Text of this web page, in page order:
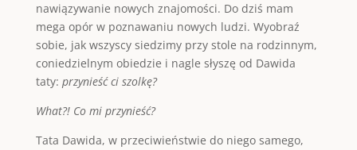
nawiązywanie nowych znajomości. Do dziś mam
mega opór w poznawaniu nowych ludzi. Wyobraź
sobie, jak wszyscy siedzimy przy stole na rodzinnym,
coniedzielnym obiedzie i nagle słyszę od Dawida
taty: przynieść ci szolkę?
What?! Co mi przynieść?
Tata Dawida, w przeciwieństwie do niego samego,